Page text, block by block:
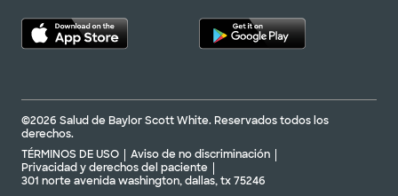
©2026 Salud de Baylor Scott White. Reservados todos los
derechos.
TÉRMINOS DE USO
Aviso de no discriminación
Privacidad y derechos del paciente
301 norte avenida washington, dallas, tx 75246